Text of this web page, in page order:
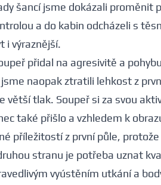
šancí jsme dokázali proměnit
a do kabin odcházeli s
i výraznější.
přidal na agresivitě a
naopak ztratili lehkost z
větší tlak. Soupeř si za svou
také přišlo a vzhledem k
příležitostí z první půle,
stranu je potřeba uznat
vyústěním utkání a